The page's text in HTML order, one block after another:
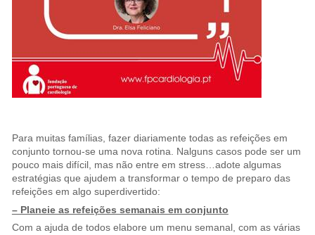
Para muitas famílias, fazer diariamente todas as refeições em
conjunto tornou-se uma nova rotina. Nalguns casos pode ser um
pouco mais difícil, mas não entre em stress…adote algumas
estratégias que ajudem a transformar o tempo de preparo das
refeições em algo superdivertido:
– Planeie as refeições semanais em conjunto
Com a ajuda de todos elabore um menu semanal, com as várias